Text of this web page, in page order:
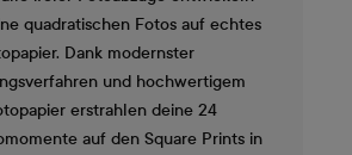
quadratischen Fotos auf echtes
Dank modernster
und hochwertigem
erstrahlen deine 24
auf den Square Prints in